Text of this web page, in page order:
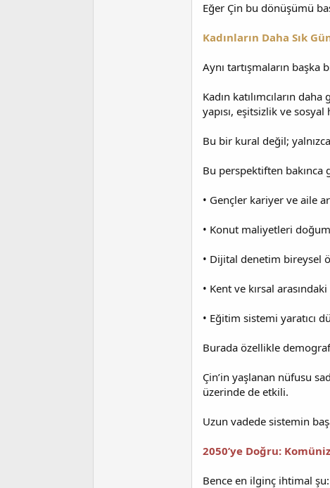
Eğer Çin bu dönüşümü
Kadınların Daha Sık
Aynı tartışmaların başka
Kadın katılımcıların
yapısı, eşitsizlik ve
Bu bir kural değil;
Bu perspektiften bakınca
• Gençler kariyer ve aile
• Konut maliyetleri
• Dijital denetim bireysel
• Kent ve kırsal
• Eğitim sistemi yaratıcı
Burada özellikle
Çin’in yaşlanan nüfusu
üzerinde de etkili.
Uzun vadede sistemin
2050’ye Doğru:
Bence en ilginç ihtimal şu: